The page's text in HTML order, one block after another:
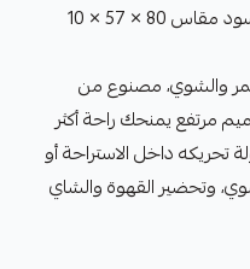
منقل جمر مرتفع بكفرات – حديد أسود مقاس 80 × 57 × 10
والشوي، مصنوع من
مرتفع يمنحك راحة أكثر
تحريكه داخل الاستراحة أو
وتحضير القهوة والشاي